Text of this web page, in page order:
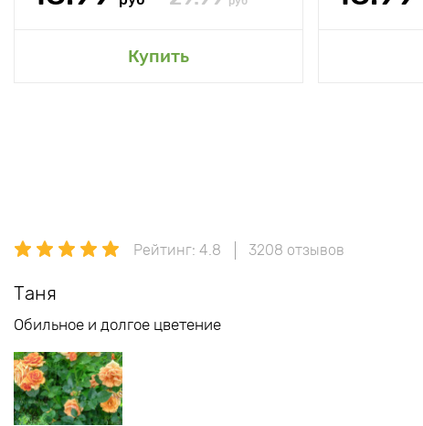
Купить
Рейтинг: 4.8 3208 отзывов
Таня
Обильное и долгое цветение